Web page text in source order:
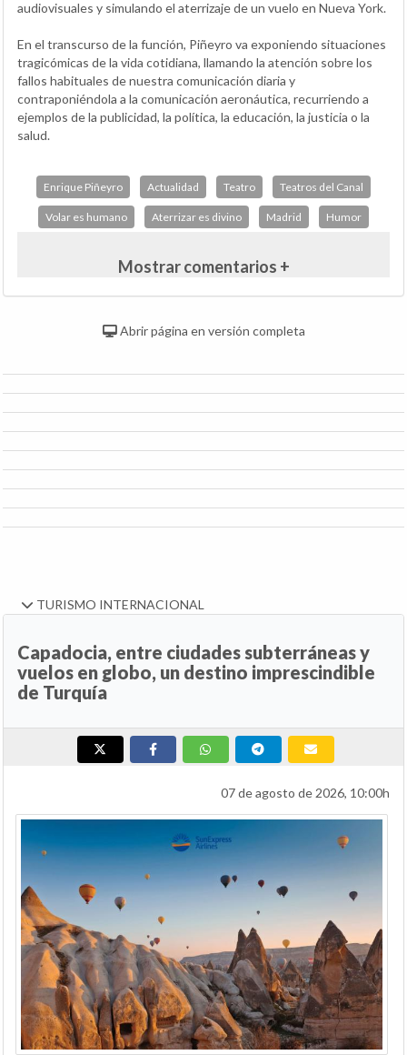
audiovisuales y simulando el aterrizaje de un vuelo en Nueva York.
En el transcurso de la función, Piñeyro va exponiendo situaciones
tragicómicas de la vida cotidiana, llamando la atención sobre los
fallos habituales de nuestra comunicación diaria y
contraponiéndola a la comunicación aeronáutica, recurriendo a
ejemplos de la publicidad, la política, la educación, la justicia o la
salud.
Enrique Piñeyro Actualidad Teatro Teatros del Canal
Volar es humano Aterrizar es divino Madrid Humor
Mostrar comentarios +
Abrir página en versión completa
TURISMO INTERNACIONAL
Capadocia, entre ciudades subterráneas y
vuelos en globo, un destino imprescindible
de Turquía
07 de agosto de 2026, 10:00h